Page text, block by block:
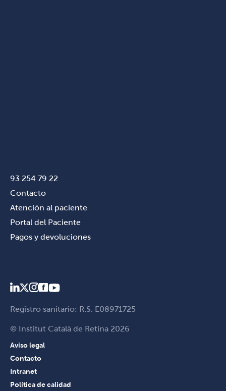
93 254 79 22
Contacto
Atención al paciente
Portal del Paciente
Pagos y devoluciones
Registro sanitario: R.S. E08971725
© Institut Català de Retina 2026
Aviso legal
Contacto
Intranet
Política de calidad